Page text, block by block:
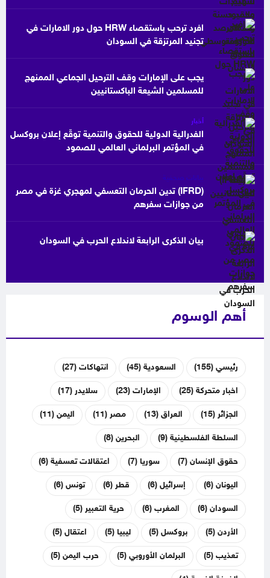
افرد ترحب باستقصاء HRW حول دور الامارات في
تجنيد المرتزقة في السودان
يجب على الإمارات وقف الترحيل الجماعي الممنهج
للمسلمين الشيعة الباكستانيين
أخبار
الفدرالية الدولية للحقوق والتنمية توقّع إعلان بروكسل
في المؤتمر البرلماني العالمي للصمود
بيانات صحفية
(IFRD) تدين الحرمان التعسفي لمهجري غزة في مصر
من جوازات سفرهم
بيان الذكرى الرابعة لاندلاع الحرب في السودان
أهم الوسوم
رئيسي (155) السعودية (45) انتهاكات (27)
اخبار متحركة (25) الإمارات (23) سلايدر (17)
الجزائر (15) العراق (13) مصر (11) اليمن (11)
السلطة الفلسطينية (9) البحرين (8)
حقوق الإنسان (7) سوريا (7) اعتقالات تعسفية (6)
اليونان (6) إسرائيل (6) قطر (6) تونس (6)
السودان (6) المغرب (6) حرية التعبير (5)
الأردن (5) بروكسل (5) ليبيا (5) اعتقال (5)
تعذيب (5) البرلمان الأوروبي (5) حرب اليمن (5)